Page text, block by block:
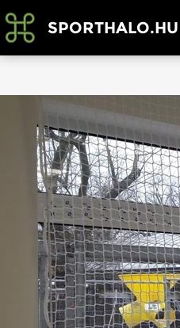
SPORTHALO.HU